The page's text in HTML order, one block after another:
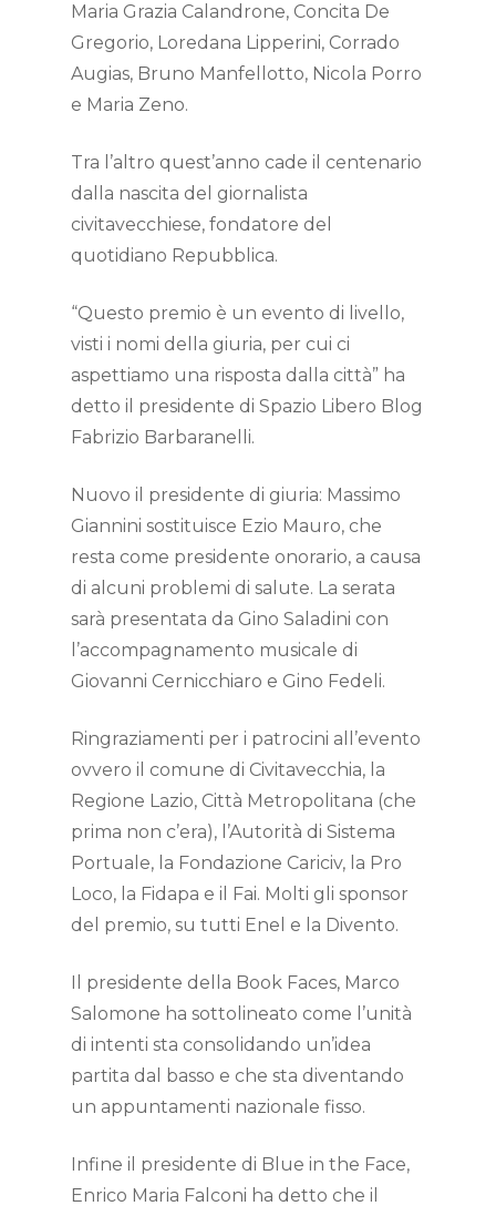
Maria Grazia Calandrone, Concita De
Gregorio, Loredana Lipperini, Corrado
Augias, Bruno Manfellotto, Nicola Porro
e Maria Zeno.
Tra l’altro quest’anno cade il centenario
dalla nascita del giornalista
civitavecchiese, fondatore del
quotidiano Repubblica.
“Questo premio è un evento di livello,
visti i nomi della giuria, per cui ci
aspettiamo una risposta dalla città” ha
detto il presidente di Spazio Libero Blog
Fabrizio Barbaranelli.
Nuovo il presidente di giuria: Massimo
Giannini sostituisce Ezio Mauro, che
resta come presidente onorario, a causa
di alcuni problemi di salute. La serata
sarà presentata da Gino Saladini con
l’accompagnamento musicale di
Giovanni Cernicchiaro e Gino Fedeli.
Ringraziamenti per i patrocini all’evento
ovvero il comune di Civitavecchia, la
Regione Lazio, Città Metropolitana (che
prima non c’era), l’Autorità di Sistema
Portuale, la Fondazione Cariciv, la Pro
Loco, la Fidapa e il Fai. Molti gli sponsor
del premio, su tutti Enel e la Divento.
Il presidente della Book Faces, Marco
Salomone ha sottolineato come l’unità
di intenti sta consolidando un’idea
partita dal basso e che sta diventando
un appuntamenti nazionale fisso.
Infine il presidente di Blue in the Face,
Enrico Maria Falconi ha detto che il